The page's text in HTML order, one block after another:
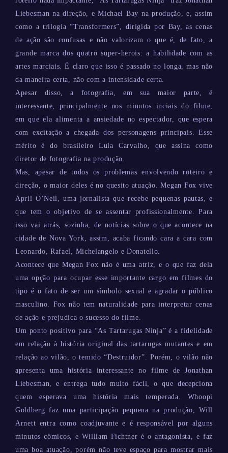
Liebesman na direção, e Michael Bay na produção, e, assim
como a trilogia “Transformers”, dirigida por Bay, as cenas
de ação são confusas e não valorizam o que é, de fato, a
grande marca dos quatro super-herois: a habilidade com as
artes marciais. É claro que isso é passado no longa, mas não
da maneira certa, não com a intensidade certa.
Apesar disso, a fotografia, em sua maior parte, é
interessante, principalmente nos minutos inciais do filme,
em que ela alimenta a ansiedade no espectador, que espera
com excitação a chegada dos personagens principais. Esse
mérito é do brasileiro Lula Carvalho, que assina como
diretor de fotografia na produção.
Mas, apesar de todos os problemas envolvendo roteiro e
direção, o maior deles é no quesito atuação. Megan Fox vive
April O’Neil, uma jornalista que recebe pequenas pautas, e
que tem o objetivo de se assentar profissionalmente. Para
isso vai atrás, sozinha, de notícias sobre o que acontece na
cidade de Nova York, assim, acaba ficando cara a cara com
Leonardo, Rafael, Michelangelo e Donatello.
Acontece que Megan Fox não é uma atriz, e o que faz dela
uma opção para ocupar esse importante cargo em filmes do
tipo é o fato de ser um símbolo sexual e agradar o público
masculino. Fox não tem naturalidade para interpretar cenas
de ação e prejudica o sucesso do filme.
Um ponto positivo para “As Tartarugas Ninja” é a fidelidade
em relação à história original das tartarugas mutantes e em
relação ao vilão, o temido “Destruidor”. Porém, o vilão não
apresenta uma história interessante no filme de Jonathan
Liebesman, e entrega tudo muito fácil, o que decepciona
quem esperava uma história mais temperada. Whoopi
Goldberg faz uma participação pequena na produção, Will
Arnett entra como coadjuvante e é responsável por alguns
minutos cômicos, e William Fichtner é o antagonista, e faz
uma boa atuação, porém não teve espaço para mostrar mais